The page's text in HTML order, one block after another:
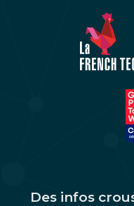
Des infos